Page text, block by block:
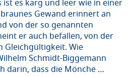
ist es karg und leer wie in einer
Gewand erinnert an
von der so genannten
er auch befallen, von der
Gleichgültigkeit. Wie
Schmidt-Biggemann
darin, dass die Mönche …